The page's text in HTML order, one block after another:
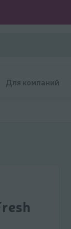
Для компаний